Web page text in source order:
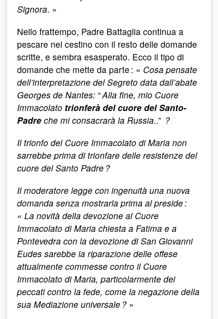
Signora. »
Nello frattempo, Padre Battaglia continua a
pescare nel cestino con il resto delle domande
scritte, e sembra esasperato. Ecco il tipo di
domande che mette da parte : « Cosa pensate
dell’interpretazione del Segreto data dall’abate
Georges de Nantes: “Alla fine, mio Cuore
Immacolato trionferà del cuore del Santo-
Padre che mi consacrarà la Russia..” ?
Il trionfo del Cuore Immacolato di Maria non
sarrebbe prima di trionfare delle resistenze del
cuore del Santo Padre ?
Il moderatore legge con ingenuità una nuova
domanda senza mostrarla prima al preside :
« La novità della devozione al Cuore
Immacolato di Maria chiesta a Fatima e a
Pontevedra con la devozione di San Giovanni
Eudes sarebbe la riparazione delle offese
attualmente commesse contro il Cuore
Immacolato di Maria, particolarmente dei
peccati contro la fede, come la negazione della
sua Mediazione universale ? »